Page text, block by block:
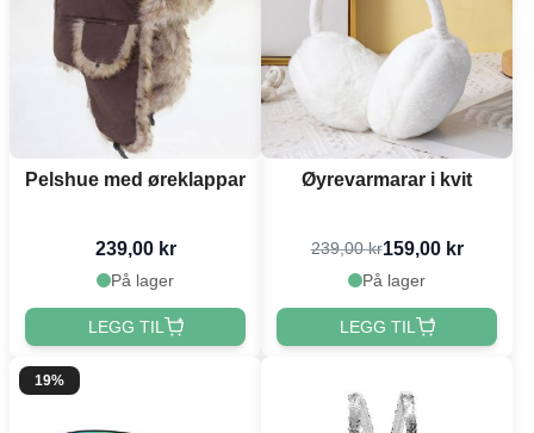
Pelshue med øreklappar
239,00 kr
På lager
LEGG TIL
Øyrevarmarar i kvit
239,00 kr159,00 kr
På lager
LEGG TIL
19%